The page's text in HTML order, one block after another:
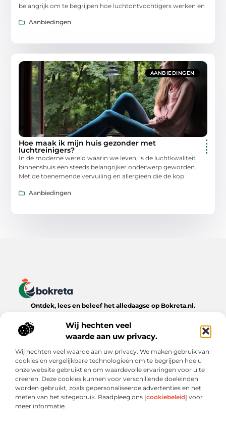
Wij hechten veel
waarde aan uw privacy.
Wij hechten veel waarde aan uw privacy. We maken gebruik van
cookies en vergelijkbare technologieën om te begrijpen hoe u
onze website gebruikt en om waardevolle ervaringen voor u te
creëren. Deze cookies kunnen voor verschillende doeleinden
worden gebruikt, zoals gepersonaliseerde advertenties en het
meten van het sitegebruik. Raadpleeg ons [cookiebeleid] voor
meer informatie.
belangrijk om te begrijpen hoe luchtontvochtigers werken en
Aanbiedingen
AANBIEDINGEN
Hoe maak ik mijn huis gezonder met
luchtreinigers?
In de moderne wereld waarin we leven, is de luchtkwaliteit
binnenshuis een steeds belangrijker onderwerp geworden.
Met de toenemende vervuiling en allergieën die de kop
Aanbiedingen
Ontdek, lees en beleef het alledaagse op Bokreta.nl.
boeiende verhalen over het dagelijks leven.
Onze informatie